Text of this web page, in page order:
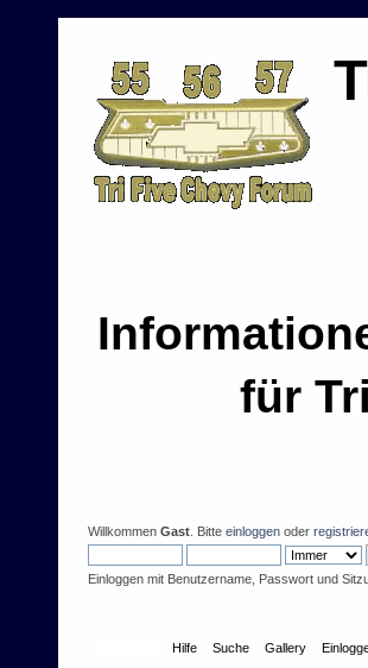
für
Willkommen Gast . Bitte einloggen oder
Einloggen mit Benutzername, Passwort und
Hilfe Suche Gallery